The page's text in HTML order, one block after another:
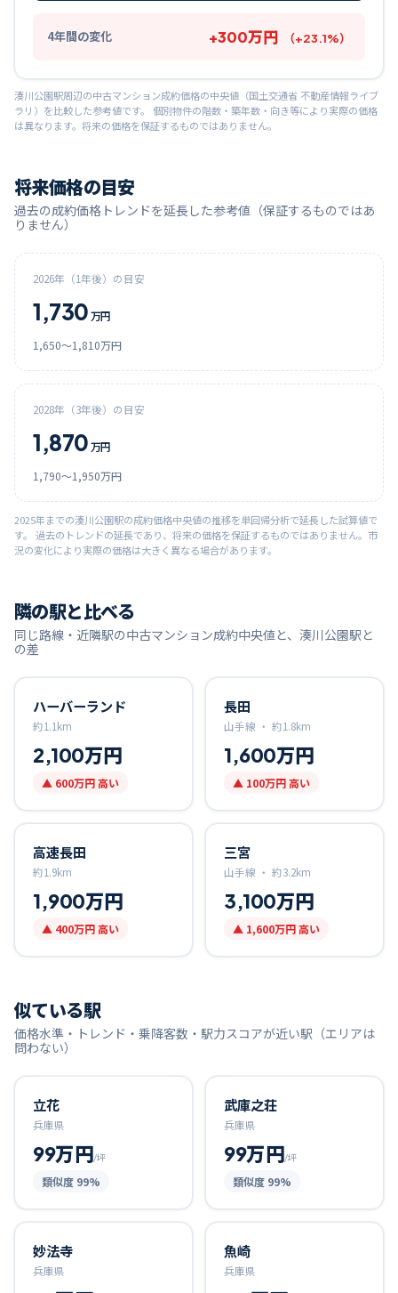
4年間の変化 +300万円 （+23.1%）
湊川公園駅周辺の中古マンション成約価格の中央値（国土交通省 不動産情報ライブ
ラリ）を比較した参考値です。 個別物件の階数・築年数・向き等により実際の価格
は異なります。将来の価格を保証するものではありません。
将来価格の目安
過去の成約価格トレンドを延長した参考値（保証するものではあ
りません）
2026年（1年後）の目安
1,730 万円
1,650〜1,810万円
2028年（3年後）の目安
1,870 万円
1,790〜1,950万円
2025年までの湊川公園駅の成約価格中央値の推移を単回帰分析で延長した試算値で
す。 過去のトレンドの延長であり、将来の価格を保証するものではありません。市
況の変化により実際の価格は大きく異なる場合があります。
隣の駅と比べる
同じ路線・近隣駅の中古マンション成約中央値と、 湊川公園駅と
の差
ハーバーランド
約1.1km
2,100万円
▲ 600万円高い
長田
山手線 ・ 約1.8km
1,600万円
▲ 100万円高い
高速長田
約1.9km
1,900万円
▲ 400万円高い
三宮
山手線 ・ 約3.2km
3,100万円
▲ 1,600万円高い
似ている駅
価格水準・トレンド・乗降客数・駅力スコアが近い駅（エリアは
問わない）
立花
兵庫県
99万円/坪
類似度 99%
武庫之荘
兵庫県
99万円/坪
類似度 99%
妙法寺
兵庫県
魚崎
兵庫県